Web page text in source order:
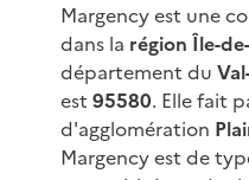
Margency est une
dans la région Île-
département du
est 95580. Elle fait
d'agglomération
Margency est de